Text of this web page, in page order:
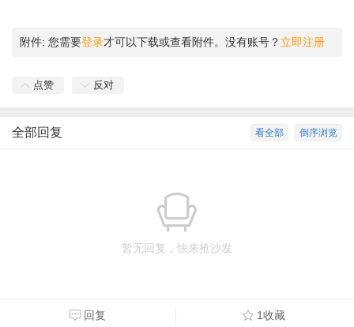
附件: 您需要登录才可以下载或查看附件。没有账号？ 立即注册
点赞 反对
倒序浏览
看全部
全部回复
暂无回复，快来抢沙发
回复 1收藏